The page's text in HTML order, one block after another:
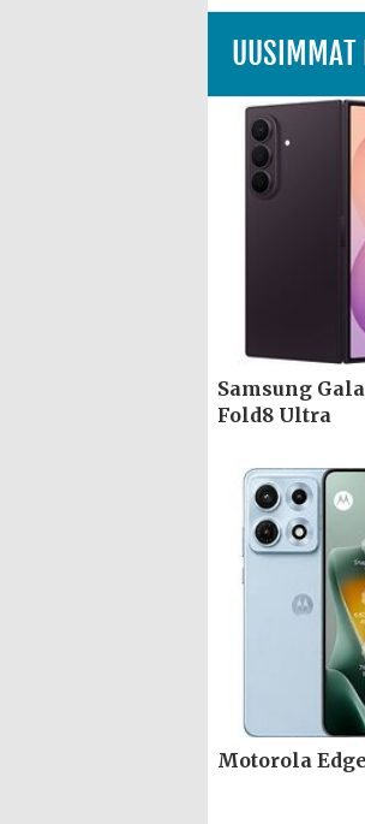
UUSIMMAT
Samsung
Fold8 Ultra
Motorola